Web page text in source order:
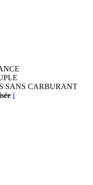
SANS CARBURANT
i